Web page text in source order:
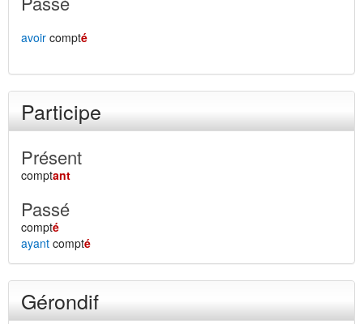
avoir compté
Participe
Présent
comptant
Passé
compté
ayant compté
Gérondif